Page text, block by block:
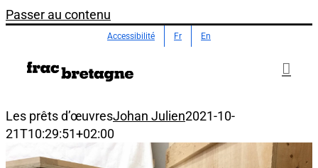
Passer au contenu
Accessibilité Fr En
Les prêts d’œuvresJohan Julien2021-10-
21T10:29:51+02:00